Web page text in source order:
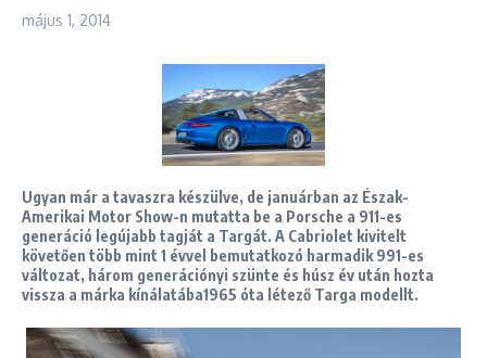
május 1, 2014
Ugyan már a tavaszra készülve, de januárban az Észak-
Amerikai Motor Show-n mutatta be a Porsche a 911-es
generáció legújabb tagját a Targát. A Cabriolet kivitelt
követően több mint 1 évvel bemutatkozó harmadik 991-es
változat, három generációnyi szünte és húsz év után hozta
vissza a márka kínálatába1965 óta létező Targa modellt.